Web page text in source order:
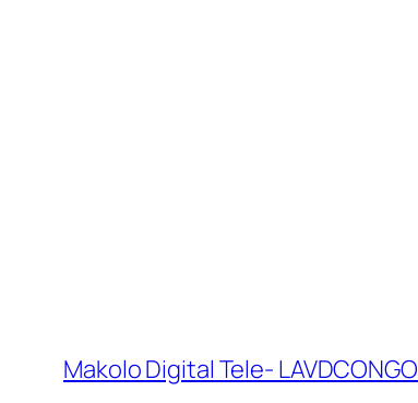
Makolo Digital Tele- LAVDCONGO